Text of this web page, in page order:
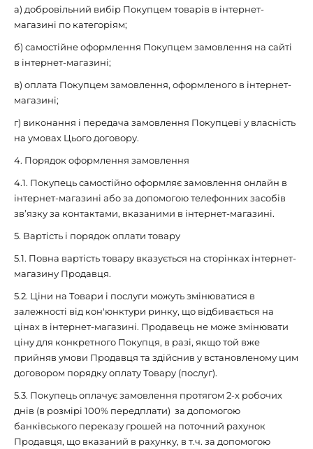
а) добровільний вибір Покупцем товарів в інтернет-
магазині по категоріям;
б) самостійне оформлення Покупцем замовлення на сайті
в інтернет-магазині;
в) оплата Покупцем замовлення, оформленого в інтернет-
магазині;
г) виконання і передача замовлення Покупцеві у власність
на умовах Цього договору.
4. Порядок оформлення замовлення
4.1. Покупець самостійно оформляє замовлення онлайн в
інтернет-магазині або за допомогою телефонних засобів
зв’язку за контактами, вказаними в інтернет-магазині.
5. Вартість і порядок оплати товару
5.1. Повна вартість товару вказується на сторінках інтернет-
магазину Продавця.
5.2. Ціни на Товари і послуги можуть змінюватися в
залежності від кон'юнктури ринку, що відбивається на
цінах в інтернет-магазині. Продавець не може змінювати
ціну для конкретного Покупця, в разі, якщо той вже
прийняв умови Продавця та здійснив у встановленому цим
договором порядку оплату Товару (послуг).
5.3. Покупець оплачує замовлення протягом 2-х робочих
днів (в розмірі 100% передплати) за допомогою
банківського переказу грошей на поточний рахунок
Продавця, що вказаний в рахунку, в т.ч. за допомогою